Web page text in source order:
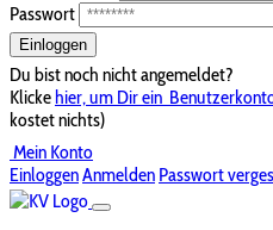
Passwort
Einloggen
Du bist noch nicht angemeldet?
Klickehier, um Dir ein
kostet nichts)
Mein Konto
EinloggenAnmelden Passwort